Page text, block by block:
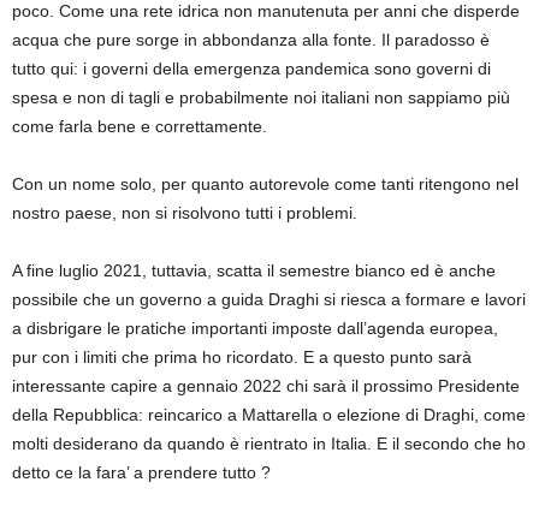
poco. Come una rete idrica non manutenuta per anni che disperde
acqua che pure sorge in abbondanza alla fonte. Il paradosso è
tutto qui: i governi della emergenza pandemica sono governi di
spesa e non di tagli e probabilmente noi italiani non sappiamo più
come farla bene e correttamente.
Con un nome solo, per quanto autorevole come tanti ritengono nel
nostro paese, non si risolvono tutti i problemi.
A fine luglio 2021, tuttavia, scatta il semestre bianco ed è anche
possibile che un governo a guida Draghi si riesca a formare e lavori
a disbrigare le pratiche importanti imposte dall’agenda europea,
pur con i limiti che prima ho ricordato. E a questo punto sarà
interessante capire a gennaio 2022 chi sarà il prossimo Presidente
della Repubblica: reincarico a Mattarella o elezione di Draghi, come
molti desiderano da quando è rientrato in Italia. E il secondo che ho
detto ce la fara’ a prendere tutto ?